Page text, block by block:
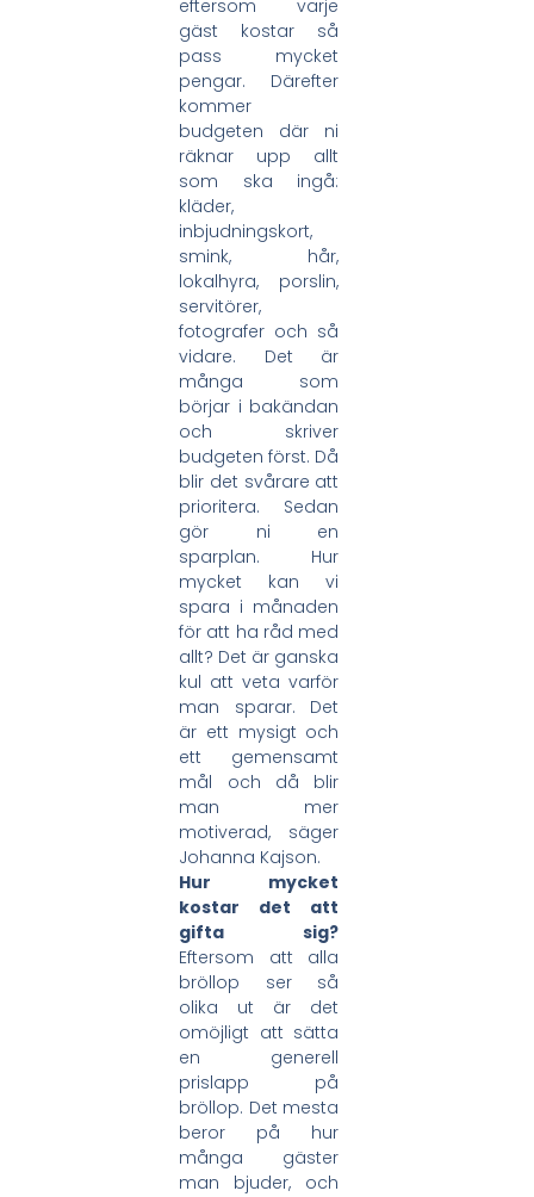
eftersom varje
gäst kostar så
pass mycket
pengar. Därefter
kommer
budgeten där ni
räknar upp allt
som ska ingå:
kläder,
inbjudningskort,
smink, hår,
lokalhyra, porslin,
servitörer,
fotografer och så
vidare. Det är
många som
börjar i bakändan
och skriver
budgeten först. Då
blir det svårare att
prioritera. Sedan
gör ni en
sparplan. Hur
mycket kan vi
spara i månaden
för att ha råd med
allt? Det är ganska
kul att veta varför
man sparar. Det
är ett mysigt och
ett gemensamt
mål och då blir
man mer
motiverad, säger
Johanna Kajson.
Hur mycket
kostar det att
gifta sig?
Eftersom att alla
bröllop ser så
olika ut är det
omöjligt att sätta
en generell
prislapp på
bröllop. Det mesta
beror på hur
många gäster
man bjuder, och